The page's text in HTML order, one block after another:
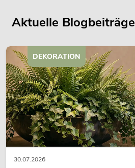
Aktuelle Blogbeiträge
30.07.2026
DEKORATION